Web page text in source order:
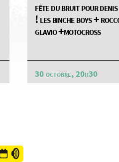
fête du bruit pour denis
! les binche boys +
glavio +motocross
30 octobre, 20h30